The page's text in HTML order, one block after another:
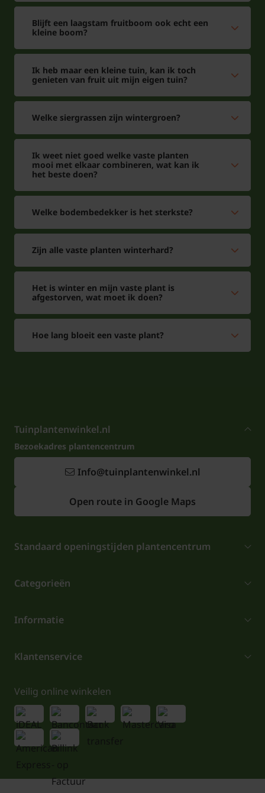
Blijft een laagstam fruitboom ook echt een
kleine boom?
Ik heb maar een kleine tuin, kan ik toch
genieten van fruit uit mijn eigen tuin?
Welke siergrassen zijn wintergroen?
Ik weet niet goed welke vaste planten
mooi met elkaar combineren, wat kan ik
het beste doen?
Welke bodembedekker is het sterkste?
Zijn alle vaste planten winterhard?
Het is winter en mijn vaste plant is
afgestorven, wat moet ik doen?
Hoe lang bloeit een vaste plant?
Tuinplantenwinkel.nl
Bezoekadres plantencentrum
Info@tuinplantenwinkel.nl
Open route in Google Maps
Standaard openingstijden plantencentrum
Categorieën
Informatie
Klantenservice
Veilig online winkelen